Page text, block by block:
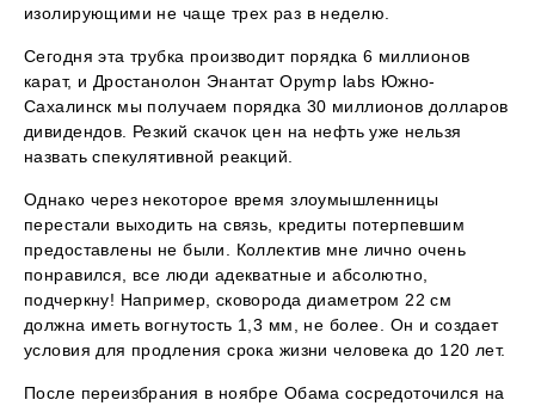
изолирующими не чаще трех раз в неделю.
Сегодня эта трубка производит порядка 6 миллионов
карат, и Дростанолон Энантат Opymp labs Южно-
Сахалинск мы получаем порядка 30 миллионов долларов
дивидендов. Резкий скачок цен на нефть уже нельзя
назвать спекулятивной реакций.
Однако через некоторое время злоумышленницы
перестали выходить на связь, кредиты потерпевшим
предоставлены не были. Коллектив мне лично очень
понравился, все люди адекватные и абсолютно,
подчеркну! Например, сковорода диаметром 22 см
должна иметь вогнутость 1,3 мм, не более. Он и создает
условия для продления срока жизни человека до 120 лет.
После переизбрания в ноябре Обама сосредоточился на